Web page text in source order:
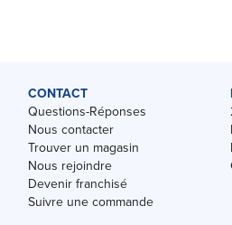
CONTACT
Questions-Réponses
Nous contacter
Trouver un magasin
Nous rejoindre
Devenir franchisé
Suivre une commande